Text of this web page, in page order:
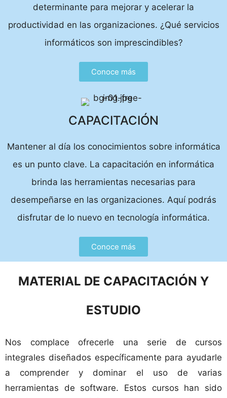
determinante para mejorar y acelerar la
productividad en las organizaciones. ¿Qué servicios
informáticos son imprescindibles?
Conoce más
CAPACITACIÓN
Mantener al día los conocimientos sobre informática
es un punto clave. La capacitación en informática
brinda las herramientas necesarias para
desempeñarse en las organizaciones. Aquí podrás
disfrutar de lo nuevo en tecnología informática.
Conoce más
MATERIAL DE CAPACITACIÓN Y
ESTUDIO
Nos complace ofrecerle una serie de cursos
integrales diseñados específicamente para ayudarle
a comprender y dominar el uso de varias
herramientas de software. Estos cursos han sido